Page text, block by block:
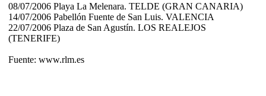
08/07/2006 Playa La Melenara. TELDE (GRAN CANARIA)
14/07/2006 Pabellón Fuente de San Luis. VALENCIA
22/07/2006 Plaza de San Agustín. LOS REALEJOS
(TENERIFE)
Fuente: www.rlm.es